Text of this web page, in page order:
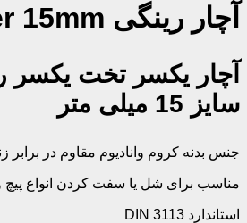
آچار رینگی Hunter 15mm
آچار یکسر تخت یکسر
سایز 15 میلی متر
جنس بدنه کروم وانادیوم مقاوم در برابر
مناسب برای شل یا سفت کردن انواع پیچ
استاندارد DIN 3113